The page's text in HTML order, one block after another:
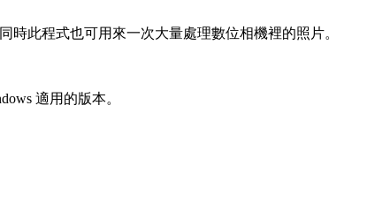
時此程式也可用來一次大量處理數位相機裡的照片。
適用的版本。